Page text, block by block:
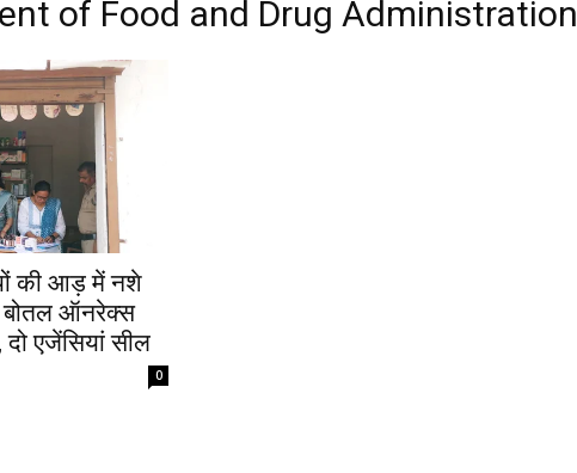
of Food and Drug Administration
की आड़ में नशे
बोतल ऑनरेक्स
एजेंसियां सील
0